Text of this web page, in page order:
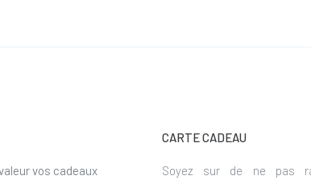
vos cadeaux
CARTE CADEAU
Soyez sur de ne pas